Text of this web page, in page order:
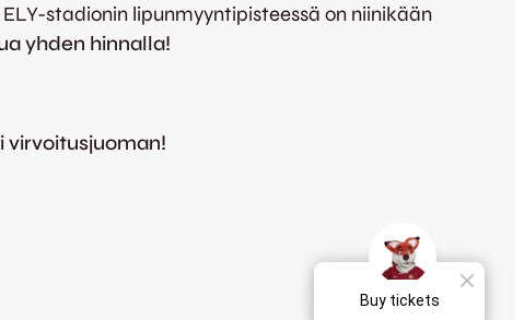
ELY-stadionin lipunmyyntipisteessä on niinikään
yhden hinnalla!
virvoitusjuoman!